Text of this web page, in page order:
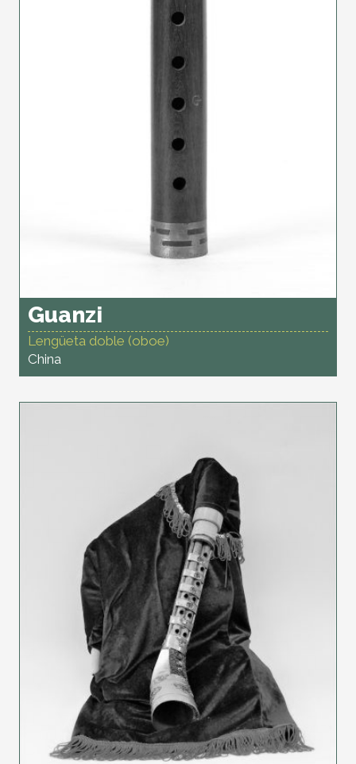
Guanzi
Lengüeta doble (oboe)
China